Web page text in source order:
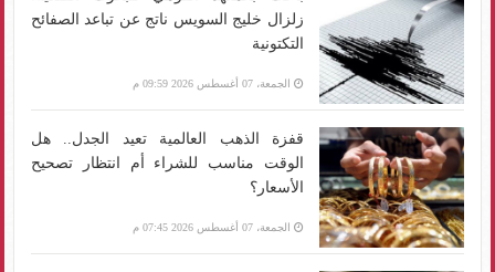
زلزال خليج السويس ناتج عن تباعد الصفائح
التكتونية
الجمعة، 07 أغسطس 2026 09:59 م
قفزة الذهب العالمية تعيد الجدل.. هل
الوقت مناسب للشراء أم انتظار تصحيح
الأسعار؟
الجمعة، 07 أغسطس 2026 07:45 م